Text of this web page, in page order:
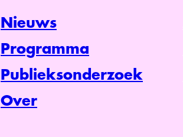
Nieuws
Programma
Publieksonderzoek
Over